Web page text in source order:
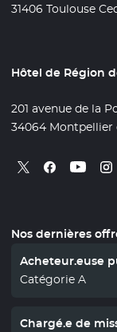
31406 Toulouse
Hôtel de Région
201 avenue de la
34064 Montpellier
Retrouvez nous
- Nouvelle
Retrouvez
- Nouvelle
-
Nos dernières
Acheteur.euse
Catégorie A
Chargé.e de